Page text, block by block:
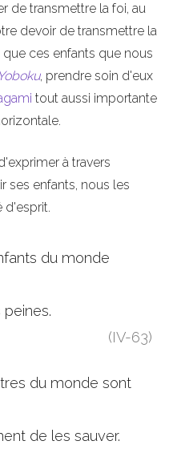
de transmettre la foi, au
devoir de transmettre la
ces enfants que nous
Yoboku, prendre soin d'eux
tout aussi importante
à travers
ses enfants, nous les
d'esprit.
du monde
(IV-63)
du monde sont
de les sauver.